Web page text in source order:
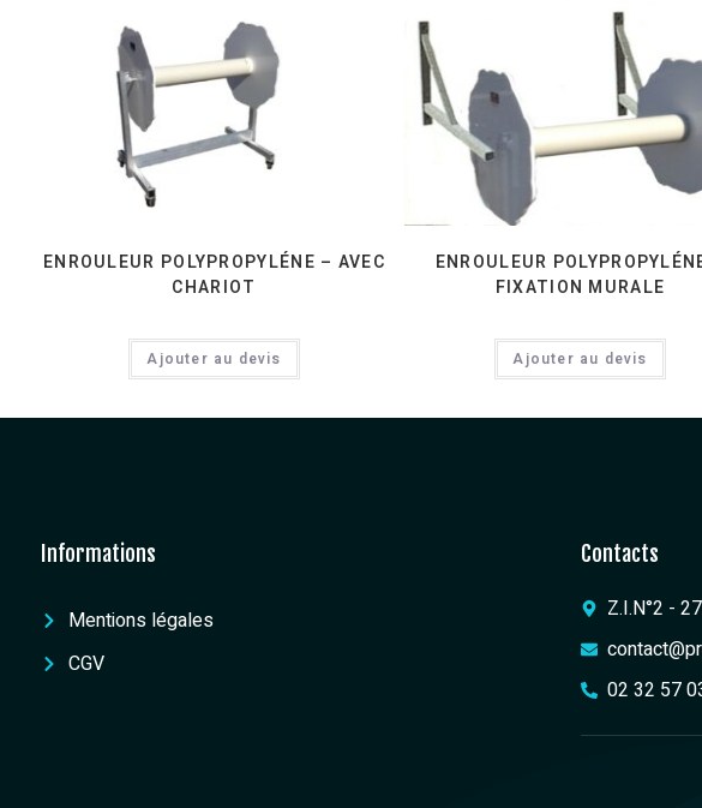
ENROULEUR POLYPROPYLÉNE – AVEC
CHARIOT
Ajouter au devis
ENROULEUR
FIXATION MURALE
Ajouter au devis
Informations
Mentions légales
CGV
Contacts
Z.I.N°2 -
02 32 57